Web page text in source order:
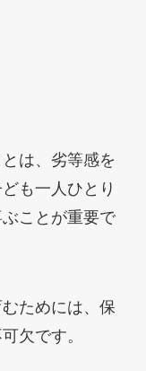
は、劣等感を
も一人ひとり
ことが重要で
ためには、保
欠です。